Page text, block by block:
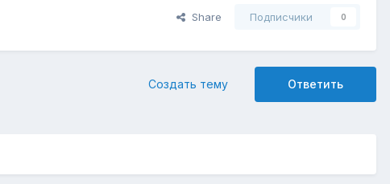
Share Подписчики 0
Ответить
Создать тему